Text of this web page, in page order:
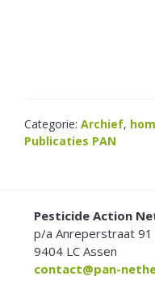
Categorie: Archief,
Publicaties PAN
FOOTERPesticide Action
p/a Anreperstraat 91
9404 LC Assen
contact@pan-